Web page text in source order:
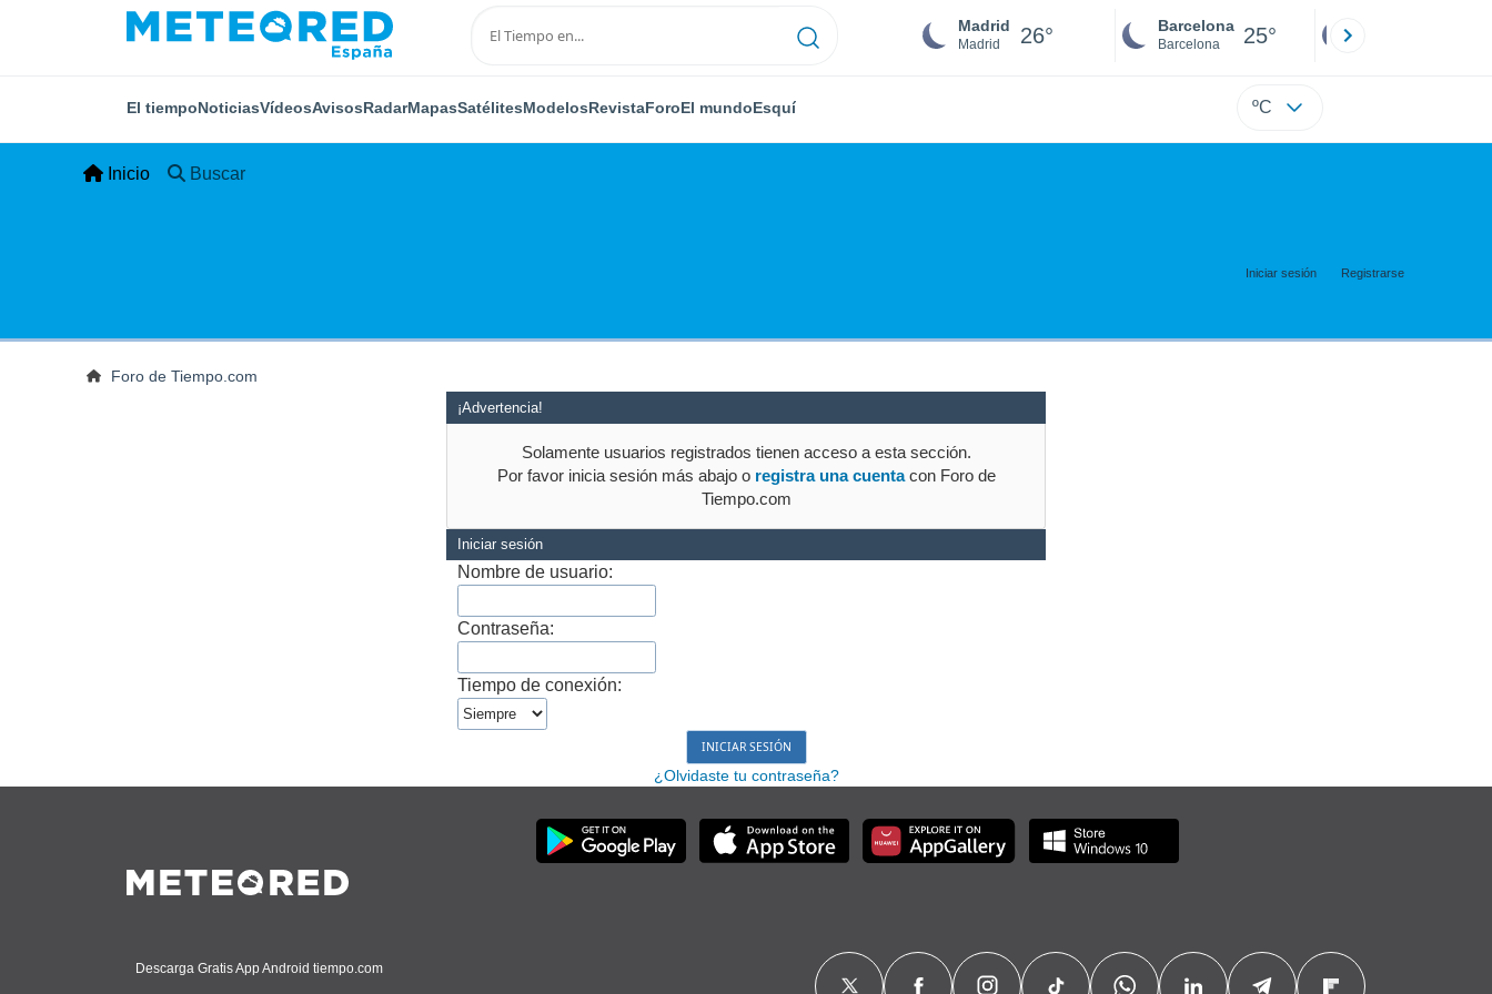
Madrid
Madrid 26° Barcelona
Barcelona 25°
El tiempoNoticiasVídeosAvisosRadarMapasSatélitesModelosRevistaForoEl mundoEsquí ºC
Inicio Buscar
Iniciar sesión Registrarse
Foro de Tiempo.com
¡Advertencia!
Solamente usuarios registrados tienen acceso a esta sección.
Por favor inicia sesión más abajo o registra una cuentacon Foro de
Tiempo.com
Iniciar sesión
Nombre de usuario:
Contraseña:
Tiempo de conexión:
¿Olvidaste tu contraseña?
Descarga Gratis App Android tiempo.com